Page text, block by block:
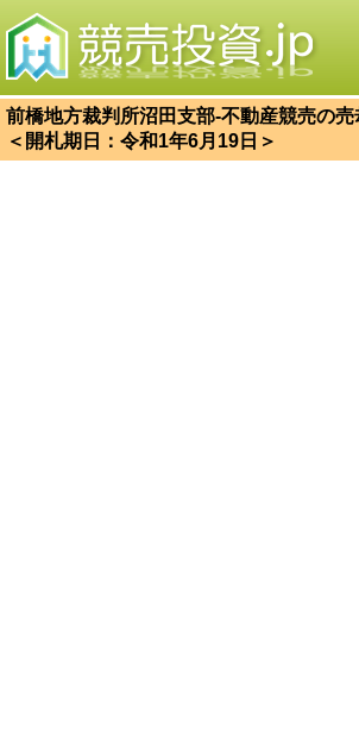
前橋地方裁判所沼田支部-不動産競売の売
＜開札期日：令和1年6月19日＞